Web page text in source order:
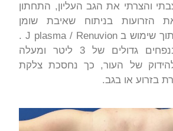
והצרתי את הגב העליון, התחתון
הזרועות בניתוח שאיבת שומן
ברזולוציה גבוהה תוך שימוש ב J plasma / Renuvion .
השאיבה הינה בנפחים גדולים של 3 ליטר ומעלה
של העור, כך נחסכת צלקת
בזרוע או בגב.